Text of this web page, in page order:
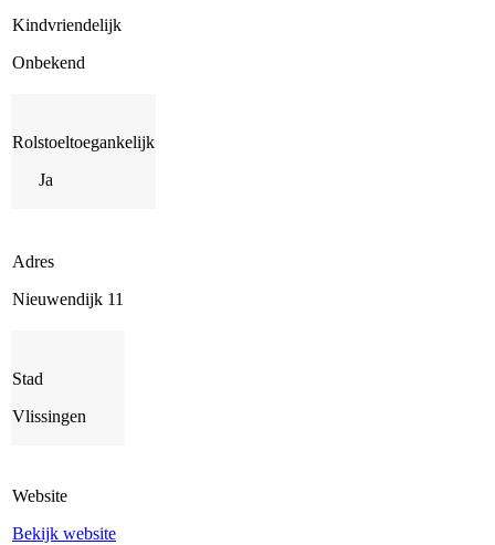
Kindvriendelijk
Onbekend
Rolstoeltoegankelijk
Ja
Adres
Nieuwendijk 11
Stad
Vlissingen
Website
Bekijk website